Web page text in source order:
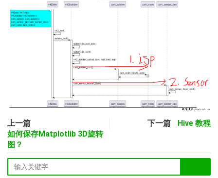
上一篇
如何保存Matplotlib 3D旋转
图？
下一篇 Hive 教程